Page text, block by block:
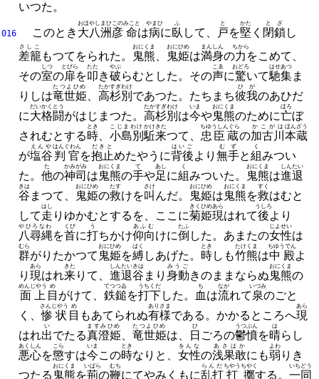
いつた。
016 このとき 大八洲彦
おほやしまひこの
命
みこと
は病
やまひ
に 臥
ふ
して、 戸
と
を堅
かた
く 閉鎖
とざ
し
差籠
さしこ
もつてをられた。 鬼熊
おにくま
鬼姫
おにひめ
は満身
まんしん
の力
ちから
をこめて、
その室
しつ
の扉
とびら
を叩
たた
き破
やぶ
らむとした。 その声
こゑ
に驚
おどろ
いて馳集
はせあつ
ま
りしは竜世姫
たつよひめ
高杉別
たかすぎわけ
であつた。 たちまち彼我
ひが
のあひだ
に大格闘
だいかくとう
がはじまつた。 高杉別
たかすぎわけ
は今
いま
や鬼熊
おにくま
のために亡
ほろ
ぼ
されむとする時
とき
、 小島別
こじまわけ
駈
かけ
来
きた
つて、 忠臣蔵
ちゆうしんぐら
の加古川
かこがは
本蔵
ほんざう
が塩谷
えんや
判官
はんぐわん
を抱止
だきと
めたやうに背後
はいご
より 無手
むず
と組
く
みつい
た。 他
た
の神司
かみがみ
は鬼熊
おにくま
の手
て
や足
あし
に組
く
みついた。 鬼熊
おにくま
は進退
しんたい
谷
きは
まつて、 鬼姫
おにひめ
の救
たす
けを叫
さけ
んだ。 鬼姫
おにひめ
は鬼熊
おにくま
を救
すく
はむと
して走
はし
りゆかむとするを、 ここに菊姫
きくひめ
現
あら
はれて後
うしろ
より
八尋縄
やひろなわ
を首
くび
に打
う
ちかけ仰向
あふむ
けに倒
たふ
した。 あまたの女性
じよせい
は
群
むら
がりたかつて 鬼姫
おにひめ
を縛
ばく
しあげた。 時
とき
しも竹熊
たけくま
は中殿
ちゆうでん
よ
り 現
あら
はれ来
きた
りて、 進退
しんたい
谷
きは
まり 身動
みうご
きのままならぬ鬼熊
おにくま
の
面上
めんじやう
目
め
がけて、 鉄鎚
てつつゐ
を打下
うちくだ
した。 血
ち
は流
なが
れて泉
いづみ
のごと
く、惨状
さんじやう
目
め
もあてられぬ有様
ありさま
である。 かかるところへ現
あら
はれ出
い
でたる真澄姫
ますみひめ
竜世姫
たつよひめ
は、 日
ひ
ごろの鬱憤
うつぷん
を晴
は
らし
悪心
あくしん
を懲
こら
すは今
いま
この時
とき
なりと、 女性
をんな
の浅果敢
あさはか
にも弱
よわ
りき
つたる 鬼熊
おにくま
を荊
いばら
の鞭
むち
にてやみくもに乱打
らんだ
打擲
ちやうちやく
する。 一同
いちどう